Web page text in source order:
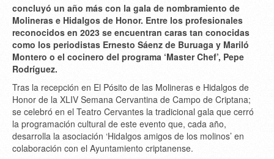
concluyó un año más con la gala de nombramiento de
Molineras e Hidalgos de Honor. Entre los profesionales
reconocidos en 2023 se encuentran caras tan conocidas
como los periodistas Ernesto Sáenz de Buruaga y Mariló
Montero o el cocinero del programa ‘Master Chef’, Pepe
Rodríguez.
Tras la recepción en El Pósito de las Molineras e Hidalgos de
Honor de la XLIV Semana Cervantina de Campo de Criptana;
se celebró en el Teatro Cervantes la tradicional gala que cerró
la programación cultural de este evento que, cada año,
desarrolla la asociación ‘Hidalgos amigos de los molinos’ en
colaboración con el Ayuntamiento criptanense.